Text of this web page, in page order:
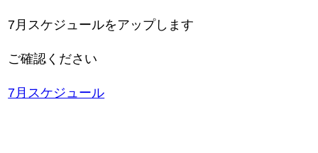
7月スケジュールをアップします
ご確認ください
7月スケジュール